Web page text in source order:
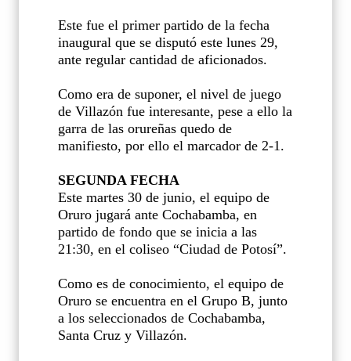
Este fue el primer partido de la fecha
inaugural que se disputó este lunes 29,
ante regular cantidad de aficionados.
Como era de suponer, el nivel de juego
de Villazón fue interesante, pese a ello la
garra de las orureñas quedo de
manifiesto, por ello el marcador de 2-1.
SEGUNDA FECHA
Este martes 30 de junio, el equipo de
Oruro jugará ante Cochabamba, en
partido de fondo que se inicia a las
21:30, en el coliseo “Ciudad de Potosí”.
Como es de conocimiento, el equipo de
Oruro se encuentra en el Grupo B, junto
a los seleccionados de Cochabamba,
Santa Cruz y Villazón.